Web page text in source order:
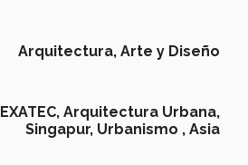
Arquitectura, Arte y Diseño
EXATEC, Arquitectura Urbana,
Singapur, Urbanismo , Asia